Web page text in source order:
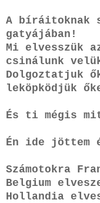
A bíráitoknak
gatyájában!
Mi elvesszük
csinálunk
Dolgoztatjuk
leköpködjük
És ti mégis
Én ide jöttem
Számotokra
Belgium
Hollandia